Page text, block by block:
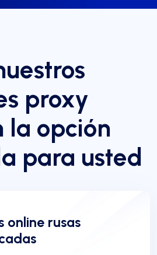
proxy
la opción
para usted
online rusas